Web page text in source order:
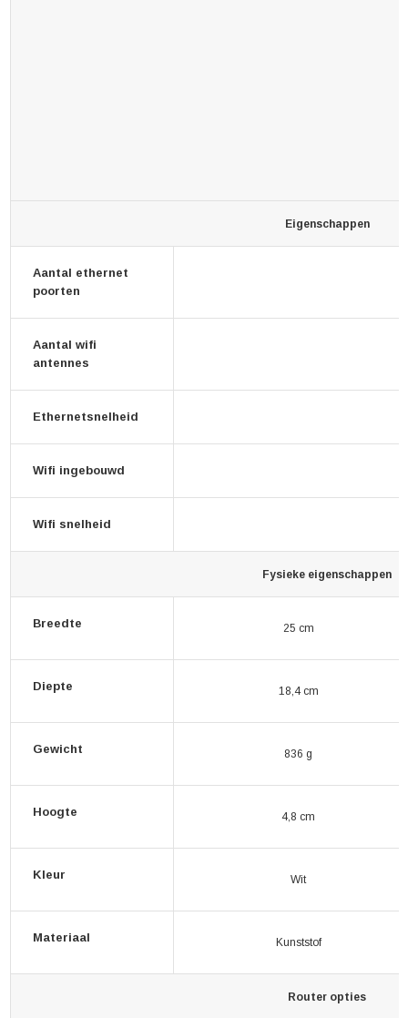
Eigenschappen
Aantal ethernet
poorten
Aantal wifi
antennes
Ethernetsnelheid
Wifi ingebouwd
Wifi snelheid
Fysieke eigenschappen
Breedte 25 cm
Diepte 18,4 cm
Gewicht 836 g
Hoogte 4,8 cm
Kleur Wit
Materiaal Kunststof
Router opties